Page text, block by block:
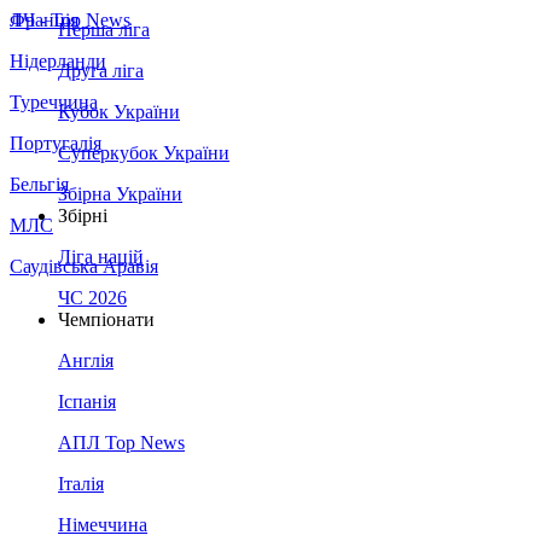
Франція
Нідерланди
Туреччина
Португалія
Бельгія
МЛС
Саудівська Аравія
ЛЧ - Top News
Перша ліга
Друга ліга
Кубок України
Суперкубок України
Збірна України
Збірні
Ліга націй
ЧС 2026
Чемпіонати
Англія
Іспанія
АПЛ Top News
Італія
Німеччина